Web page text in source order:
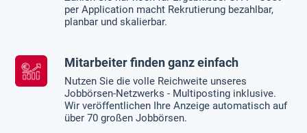
per Application macht Rekrutierung bezahlbar,
planbar und skalierbar.
Mitarbeiter finden ganz einfach
Nutzen Sie die volle Reichweite unseres
Jobbörsen-Netzwerks - Multiposting inklusive.
Wir veröffentlichen Ihre Anzeige automatisch auf
über 70 großen Jobbörsen.